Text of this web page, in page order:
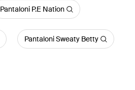
Pantaloni P.E Nation
Pantaloni Sweaty Betty